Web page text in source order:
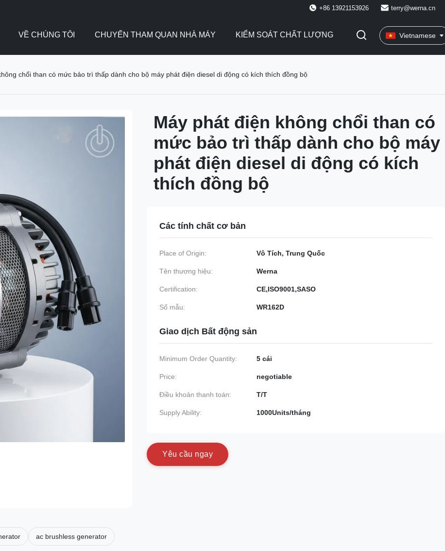
+86 13921153926 terry@werna.cn
VỀ CHÚNG TÔI CHUYẾN THAM QUAN NHÀ MÁY KIỂM SOÁT CHẤT LƯỢNG Vietnamese
chổi than có mức bảo trì thấp dành cho bộ máy phát điện diesel di động có kích thích đồng bộ
Máy phát điện không chổi than có
mức bảo trì thấp dành cho bộ máy
phát điện diesel di động có kích
thích đồng bộ
Các tính chất cơ bản
Place of Origin: Vô Tích, Trung Quốc
Tên thương hiệu: Werna
Certification: CE,ISO9001,SASO
Số mẫu: WR162D
Giao dịch Bất động sản
Minimum Order Quantity: 5 cái
Price: negotiable
Điều khoản thanh toán: T/T
Supply Ability: 1000Units/tháng
Yêu cầu ngay
ac brushless generator